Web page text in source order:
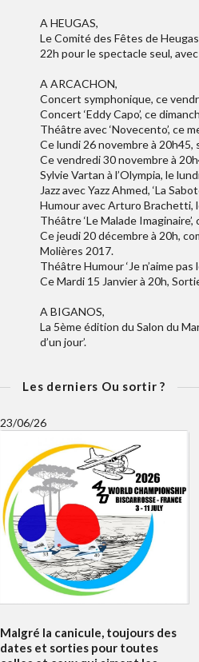
A HEUGAS,
Le Comité des Fêtes de
22h pour le spectacle seul,
A ARCACHON,
Concert symphonique, ce
Concert ‘Eddy Capo’, ce
Théâtre avec ‘Novecento’, ce
Ce lundi 26 novembre à 20h45,
Ce vendredi 30 novembre à
Sylvie Vartan à l’Olympia, le
Jazz avec Yazz Ahmed, ‘La
Humour avec Arturo Brachetti,
Théâtre ‘Le Malade
Ce jeudi 20 décembre à 20h,
Molières 2017.
Théâtre Humour ‘Je n’aime
Ce Mardi 15 Janvier à 20h,
A BIGANOS,
La 5ème édition du Salon du
d’un jour’.
Les derniers Ou sortir ?
23/06/26
Malgré la canicule, toujours des
dates et sorties pour toutes